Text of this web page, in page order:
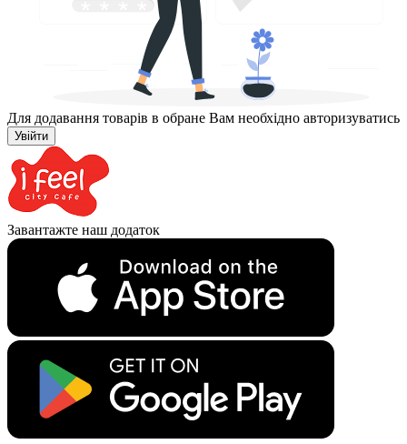
Для додавання товарів в обране Вам необхідно авторизуватись
Увійти
Завантажте наш додаток